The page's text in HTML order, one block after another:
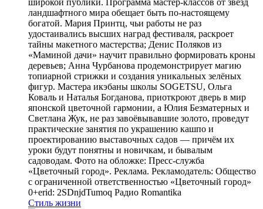
широкой публики. Программа мастер-классов от звёзд
ландшафтного мира обещает быть по-настоящему
богатой. Мария Принтц, чьи работы не раз
удостаивались высших наград фестиваля, раскроет
тайны макетного мастерства; Денис Поляков из
«Маминой дачи» научит правильно формировать кроны
деревьев; Анна Чурбанова продемонстрирует магию
топиарной стрижки и создания уникальных зелёных
фигур. Мастера икэбаны школы SOGETSU, Ольга
Коваль и Наталья Богданова, приоткроют дверь в мир
японской цветочной гармонии, а Юлия Безматерных и
Светлана Жук, не раз завоёвывавшие золото, проведут
практические занятия по украшению кашпо и
проектированию выставочных садов — причём их
уроки будут понятны и новичкам, и бывалым
садоводам. Фото на обложке: Пресс-служба
«Цветочный город». Реклама. Рекламодатель: Общество
с ограниченной ответственностью «Цветочный город»
0+erid: 2SDnjdTumoq Радио Romantika
Стиль жизни